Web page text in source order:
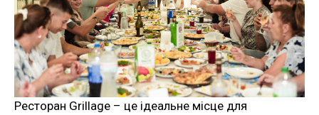
Ресторан Grillage – це ідеальне місце для